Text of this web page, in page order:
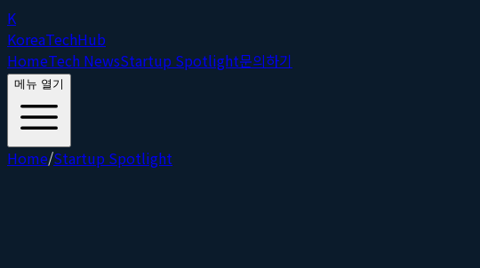
K
KoreaTechHub
HomeTech NewsStartup Spotlight문의하기
메뉴 열기
Home/Startup Spotlight